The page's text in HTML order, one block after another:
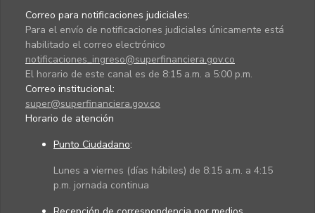
Correo para notificaciones judiciales:
Para el envío de notificaciones judiciales únicamente está
habilitado el correo electrónico
notificaciones_ingreso@superfinanciera.gov.co
El horario de este canal es de 8:15 a.m. a 5:00 p.m.
Correo institucional:
super@superfinanciera.gov.co
Horario de atención
Punto Ciudadano:
Lunes a viernes (días hábiles) de 8:15 a.m. a 4:15
p.m. jornada continua